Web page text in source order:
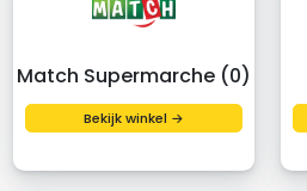
Match Supermarche (0)
Bekijk winkel →